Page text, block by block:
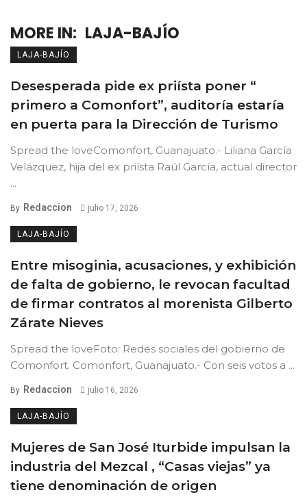
MORE IN: LAJA-BAJÍO
LAJA-BAJÍO
Desesperada pide ex priísta poner “
primero a Comonfort”, auditoría estaría
en puerta para la Dirección de Turismo
Spread the loveComonfort, Guanajuato.- Liliana García
Velázquez, hija del ex priísta Raúl García, actual director
...
By Redaccion julio 17, 2026
LAJA-BAJÍO
Entre misoginia, acusaciones, y exhibición
de falta de gobierno, le revocan facultad
de firmar contratos al morenista Gilberto
Zárate Nieves
Spread the loveFoto: Redes sociales del gobierno de
Comonfort. Comonfort, Guanajuato.- Con seis votos a ...
By Redaccion julio 16, 2026
LAJA-BAJÍO
Mujeres de San José Iturbide impulsan la
industria del Mezcal , “Casas viejas” ya
tiene denominación de origen